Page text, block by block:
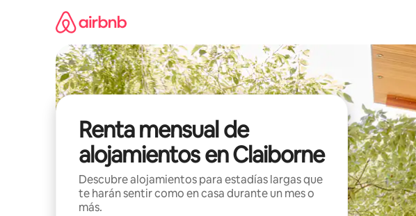
Renta mensual de
alojamientos en Claiborne
Descubre alojamientos para estadías largas que
te harán sentir como en casa durante un mes o
más.